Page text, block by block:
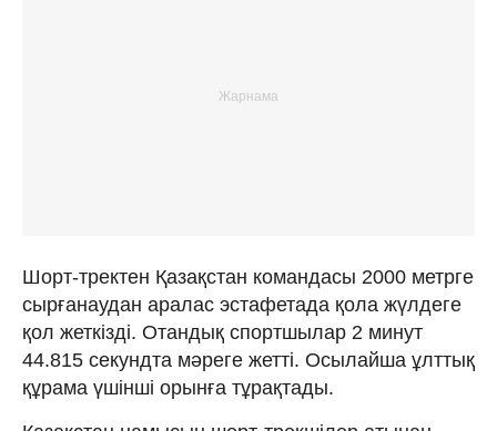
Шорт-тректен Қазақстан командасы 2000 метрге
сырғанаудан аралас эстафетада қола жүлдеге
қол жеткізді. Отандық спортшылар 2 минут
44.815 секундта мәреге жетті. Осылайша ұлттық
құрама үшінші орынға тұрақтады.